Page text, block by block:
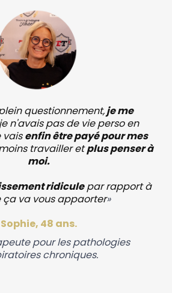
questionnement,je me
n'avais pas de vie perso en
vaisenfin être payé pour mes
travailler etplus penser à
moi.
ridiculepar rapport à
ça va vous appaorter»
Sophie, 48 ans.
pour les pathologies
chroniques.